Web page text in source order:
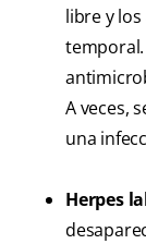
libre y
temporal.
A veces,
una
Herpes